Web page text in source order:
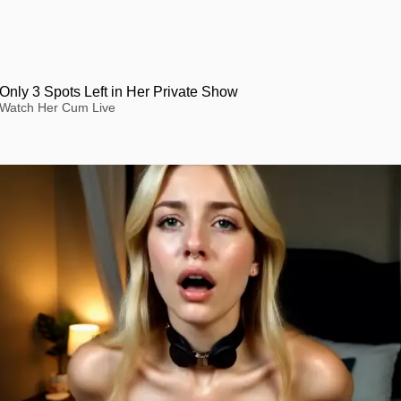
Only 3 Spots Left in Her Private Show
Watch Her Cum Live